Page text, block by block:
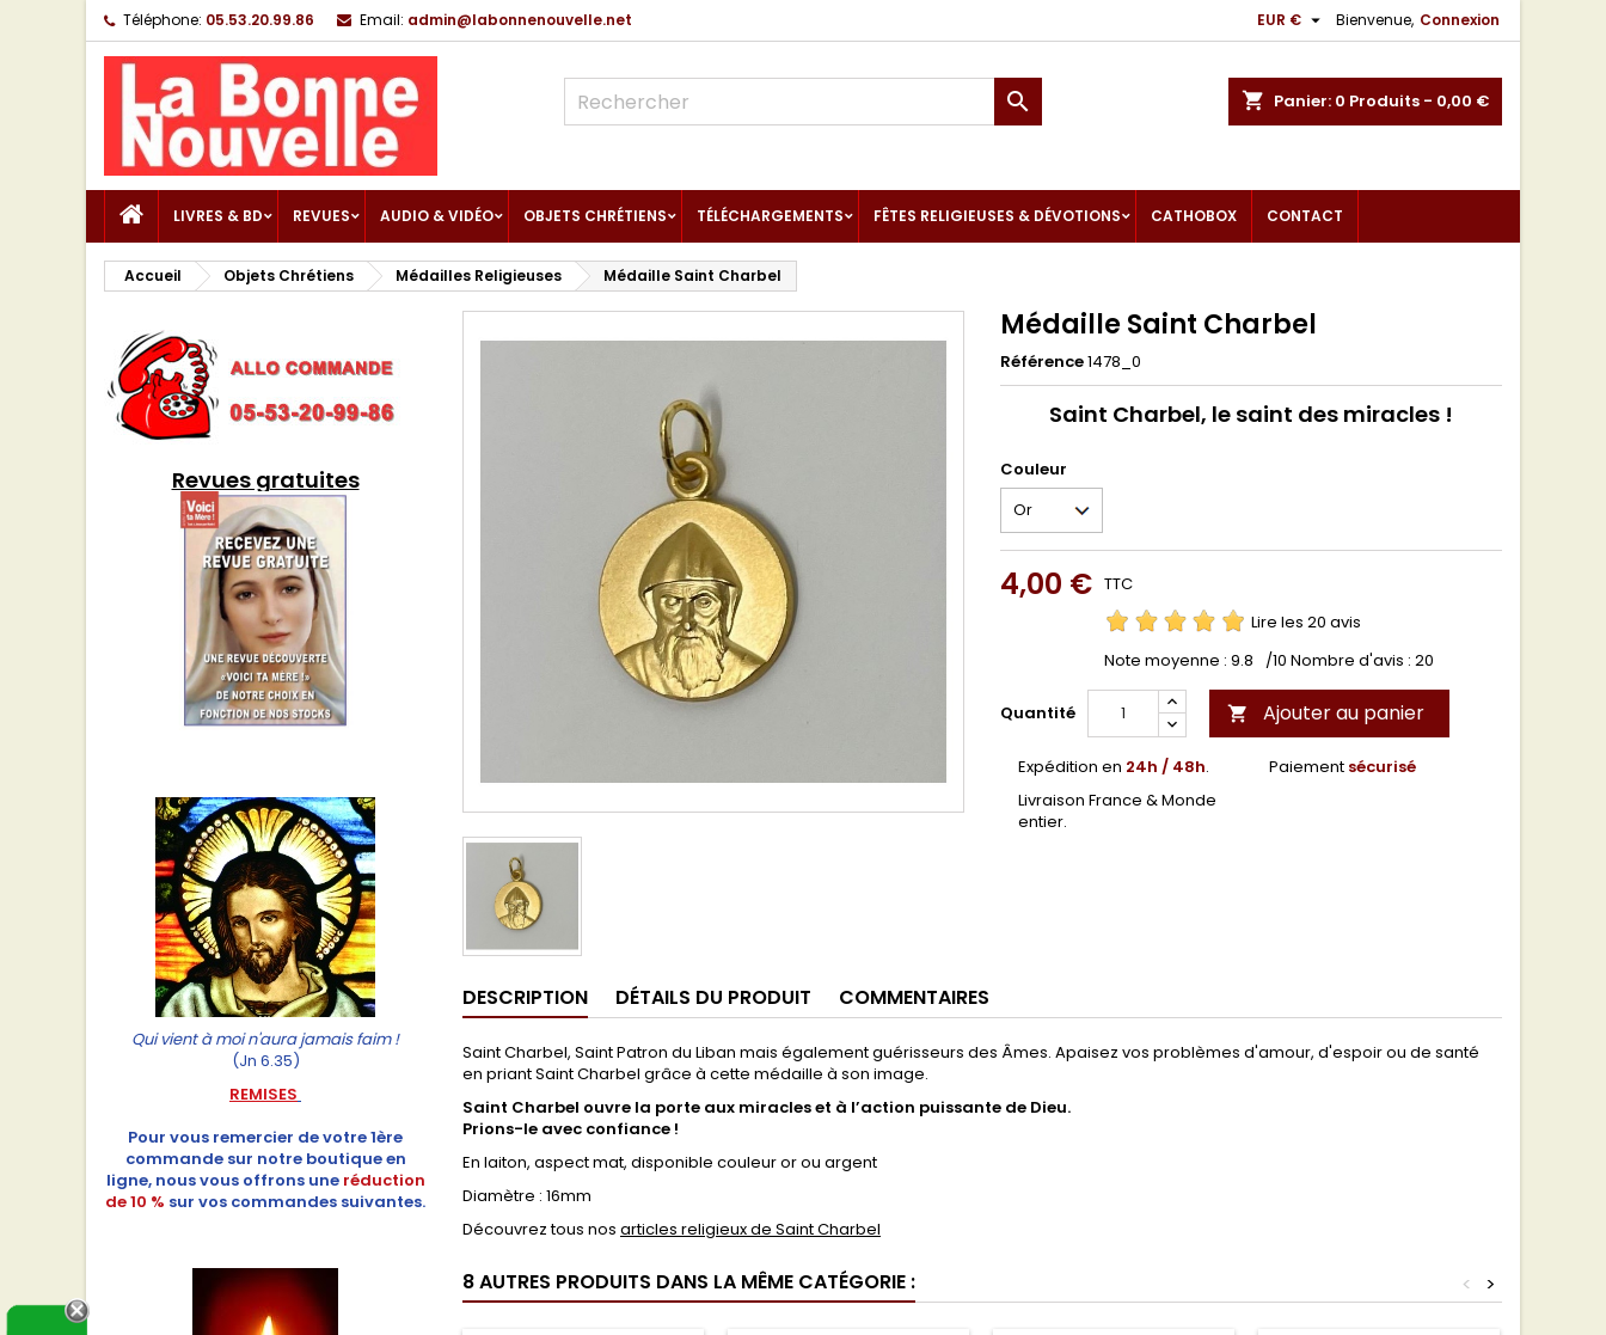
Téléphone: 05.53.20.99.86 Email: admin@labonnenouvelle.net Bienvenue, Connexion
EUR € 
shopping_cart Panier: 0 Produits - 0,00 €

LIVRES & BD REVUES AUDIO & VIDÉO OBJETS CHRÉTIENS TÉLÉCHARGEMENTS FÊTES RELIGIEUSES & DÉVOTIONS CATHOBOX CONTACT
Accueil Objets Chrétiens Médailles Religieuses Médaille Saint Charbel
Revues gratuites
Qui vient à moi n'aura jamais faim !
(Jn 6.35)
REMISES
Pour vous remercier de votre 1ère
commande sur notre boutique en
ligne, nous vous offrons une réduction
de 10 % sur vos commandes suivantes.
Médaille Saint Charbel
Référence1478_0
Saint Charbel, le saint des miracles !
Couleur
4,00 € TTC
Lire les 20 avis
Note moyenne : 9.8 /10 Nombre d'avis : 20
Quantité  Ajouter au panier
Expédition en 24h / 48h.
Livraison France & Monde
entier.
Paiement sécurisé
DESCRIPTION DÉTAILS DU PRODUIT COMMENTAIRES
Saint Charbel, Saint Patron du Liban mais également guérisseurs des Âmes. Apaisez vos problèmes d'amour, d'espoir ou de santé
en priant Saint Charbel grâce à cette médaille à son image.
Saint Charbel ouvre la porte aux miracles et à l’action puissante de Dieu.
Prions-le avec confiance !
En laiton, aspect mat, disponible couleur or ou argent
Diamètre : 16mm
Découvrez tous nos articles religieux de Saint Charbel
8 AUTRES PRODUITS DANS LA MÊME CATÉGORIE : >
<